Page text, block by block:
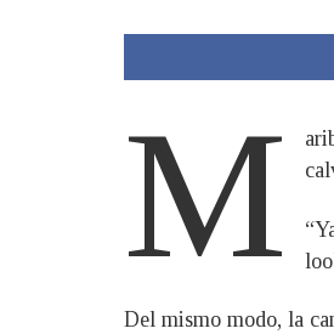
M
Del mismo modo, la